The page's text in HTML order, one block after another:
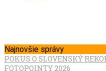
Najnovšie správy
POKUS O SLOVENSKÝ
FOTOPOINTY 2026